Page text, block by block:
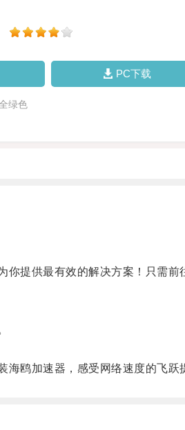
PC下载
绿色
提供最有效的解决方案！只需前
鸥加速器，感受网络速度的飞跃